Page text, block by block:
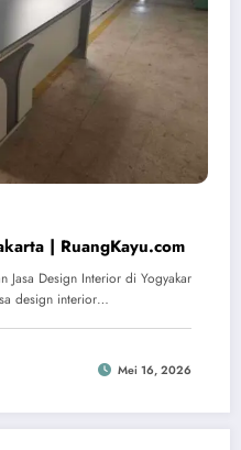
| RuangKayu.com
Jasa Design Interior di Yogyakar
design interior…
Mei 16, 2026